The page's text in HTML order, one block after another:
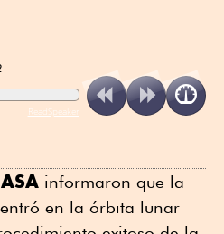
ReadSpeaker
informaron que la
entró en la órbita lunar